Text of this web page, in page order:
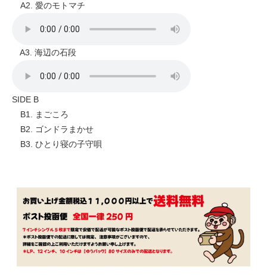
A2. 愛のモトマチ
A3. 海辺の石段
SIDE B
B1. まごころ
B2. ゴンドラまかせ
B3. ひとり寝の子守唄